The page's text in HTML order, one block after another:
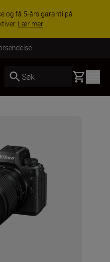
og få 5-års garanti på
Lær mer
Søk Basket